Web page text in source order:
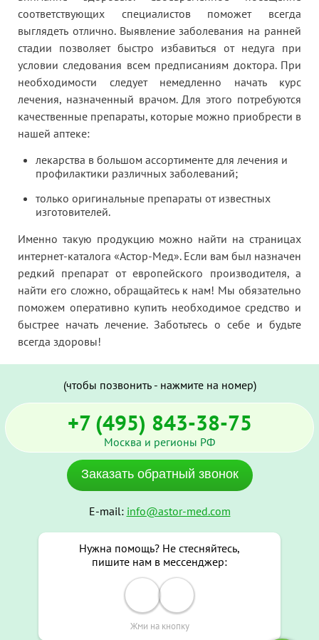
соответствующих специалистов поможет всегда
выглядеть отлично. Выявление заболевания на ранней
стадии позволяет быстро избавиться от недуга при
условии следования всем предписаниям доктора. При
необходимости следует немедленно начать курс
лечения, назначенный врачом. Для этого потребуются
качественные препараты, которые можно приобрести в
нашей аптеке:
лекарства в большом ассортименте для лечения и
профилактики различных заболеваний;
только оригинальные препараты от известных
изготовителей.
Именно такую продукцию можно найти на страницах
интернет-каталога «Астор-Мед». Если вам был назначен
редкий препарат от европейского производителя, а
найти его сложно, обращайтесь к нам! Мы обязательно
поможем оперативно купить необходимое средство и
быстрее начать лечение. Заботьтесь о себе и будьте
всегда здоровы!
(чтобы позвонить - нажмите на номер)
+7 (495) 843-38-75
Москва и регионы РФ
Заказать обратный звонок
E-mail: info@astor-med.com
Нужна помощь? Не стесняйтесь,
пишите нам в мессенджер:
Жми на кнопку